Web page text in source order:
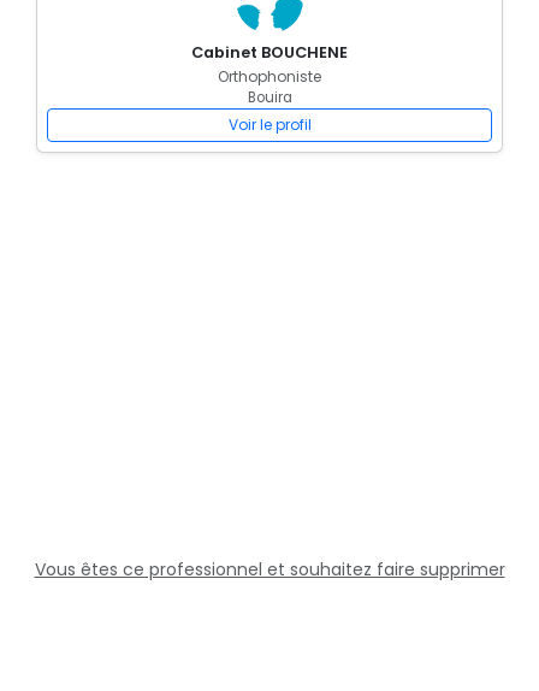
Cabinet BOUCHENE
Orthophoniste
Bouira
Voir le profil
Vous êtes ce professionnel et souhaitez faire supprimer